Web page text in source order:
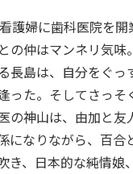
護婦に歯科医院を
の仲はマンネリ気
長島は、自分をぐ
た。そしてさっ
の神山は、由加と
になりながら、百
き、日本的な純情